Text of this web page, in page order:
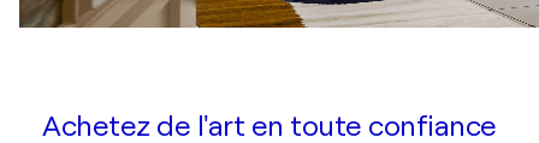
Achetez de l'art en toute confiance